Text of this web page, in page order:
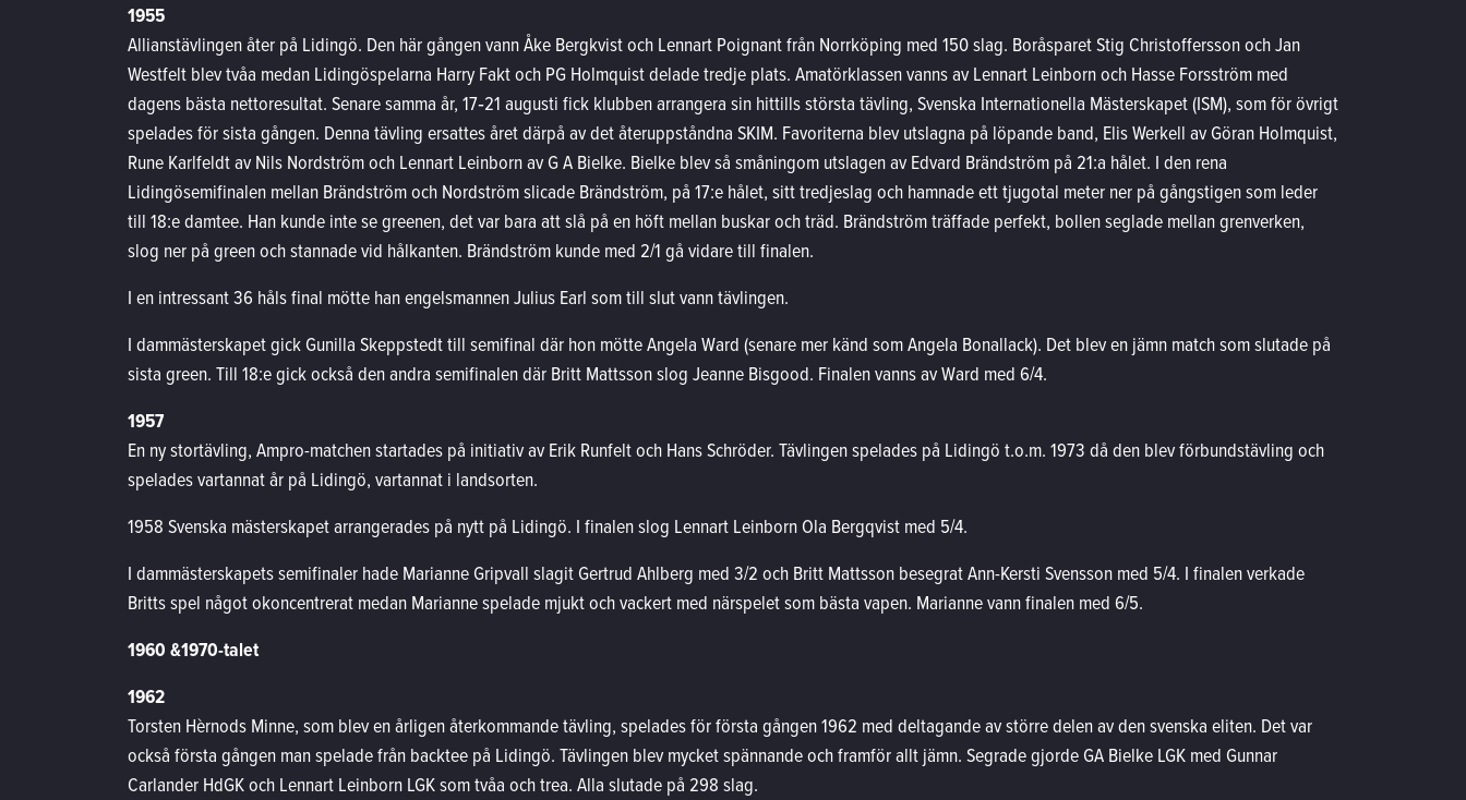
1955
Allianstävlingen åter på Lidingö. Den här gången vann Åke Bergkvist och Lennart Poignant från Norrköping med 150 slag. Boråsparet Stig Christoffersson och Jan
Westfelt blev tvåa medan Lidingöspelarna Harry Fakt och PG Holmquist delade tredje plats. Amatörklassen vanns av Lennart Leinborn och Hasse Forsström med
dagens bästa nettoresultat. Senare samma år, 17‑21 augusti fick klubben arrangera sin hittills största tävling, Svenska Internationella Mästerskapet (ISM), som för övrigt
spelades för sista gången. Denna tävling ersattes året därpå av det återuppståndna SKIM. Favoriterna blev utslagna på löpande band, Elis Werkell av Göran Holmquist,
Rune Karlfeldt av Nils Nordström och Lennart Leinborn av G A Bielke. Bielke blev så småningom utslagen av Edvard Brändström på 21:a hålet. I den rena
Lidingösemifinalen mellan Brändström och Nordström slicade Brändström, på 17:e hålet, sitt tredjeslag och hamnade ett tjugotal meter ner på gångstigen som leder
till 18:e damtee. Han kunde inte se greenen, det var bara att slå på en höft mellan buskar och träd. Brändström träffade perfekt, bollen seglade mellan grenverken,
slog ner på green och stannade vid hålkanten. Brändström kunde med 2/1 gå vidare till finalen.
I en intressant 36 håls final mötte han engelsmannen Julius Earl som till slut vann tävlingen.
I dammästerskapet gick Gunilla Skeppstedt till semifinal där hon mötte Angela Ward (senare mer känd som Angela Bonallack). Det blev en jämn match som slutade på
sista green. Till 18:e gick också den andra semifinalen där Britt Mattsson slog Jeanne Bisgood. Finalen vanns av Ward med 6/4.
1957
En ny stortävling, Ampro-matchen startades på initiativ av Erik Runfelt och Hans Schröder. Tävlingen spelades på Lidingö t.o.m. 1973 då den blev förbundstävling och
spelades vartannat år på Lidingö, vartannat i landsorten.
1958 Svenska mästerskapet arrangerades på nytt på Lidingö. I finalen slog Lennart Leinborn Ola Bergqvist med 5/4.
I dammästerskapets semifinaler hade Marianne Gripvall slagit Gertrud Ahlberg med 3/2 och Britt Mattsson besegrat Ann-Kersti Svensson med 5/4. I finalen verkade
Britts spel något okoncentrerat medan Marianne spelade mjukt och vackert med närspelet som bästa vapen. Marianne vann finalen med 6/5.
1960 &1970-talet
1962
Torsten Hèrnods Minne, som blev en årligen återkommande tävling, spelades för första gången 1962 med deltagande av större delen av den svenska eliten. Det var
också första gången man spelade från backtee på Lidingö. Tävlingen blev mycket spännande och framför allt jämn. Segrade gjorde GA Bielke LGK med Gunnar
Carlander HdGK och Lennart Leinborn LGK som tvåa och trea. Alla slutade på 298 slag.